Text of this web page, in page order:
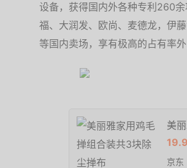
设备，获得国内外各种专利260
福、大润发、欧尚、麦德龙，伊
等国内卖场，享有极高的占有率
美
京东